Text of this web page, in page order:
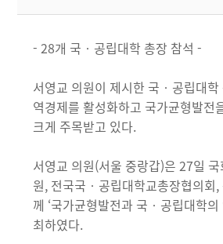
- 28개 국‧공립대학 총장 참석 -
서영교 의원이 제시한 국‧공립대학
역경제를 활성화하고 국가균형발전
크게 주목받고 있다.
서영교 의원(서울 중랑갑)은 27일
원, 전국국‧공립대학교총장협의회,
께 ‘국가균형발전과 국‧공립대학의
최하였다.